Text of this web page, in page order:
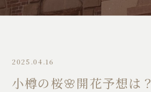
2025.04.16
小樽の桜🌸開花予想は？